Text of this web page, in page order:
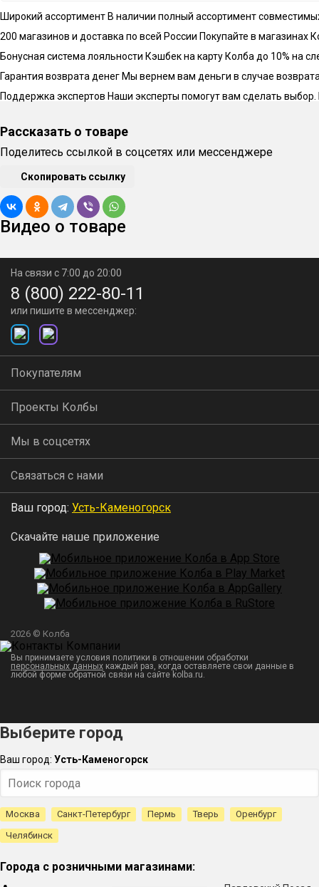
Широкий ассортимент В наличии полный ассортимент
200 магазинов и доставка по всей России Покупайте в магазинах
Бонусная система лояльности Кэшбек на карту Колба до 10% на
Гарантия возврата денег Мы вернем вам деньги в случае
Поддержка экспертов Наши эксперты помогут вам сделать
Рассказать о товаре
Поделитесь ссылкой в соцсетях или мессенджере
Скопировать ссылку
Видео о товаре
На связи с 7:00 до 20:00
8 (800) 222-80-11
или пишите в мессенджер:
Покупателям
Проекты Колбы
Мы в соцсетях
Связаться с нами
Ваш город: Усть-Каменогорск
Скачайте наше приложение
2026 © Колба
Вы принимаете условия политики в отношении обработки
персональных данных каждый раз, когда оставляете свои данные в
любой форме обратной связи на сайте kolba.ru.
Выберите город
Ваш город: Усть-Каменогорск
Москва Санкт-Петербург Пермь Тверь
Оренбург
Челябинск
Города с розничными магазинами: